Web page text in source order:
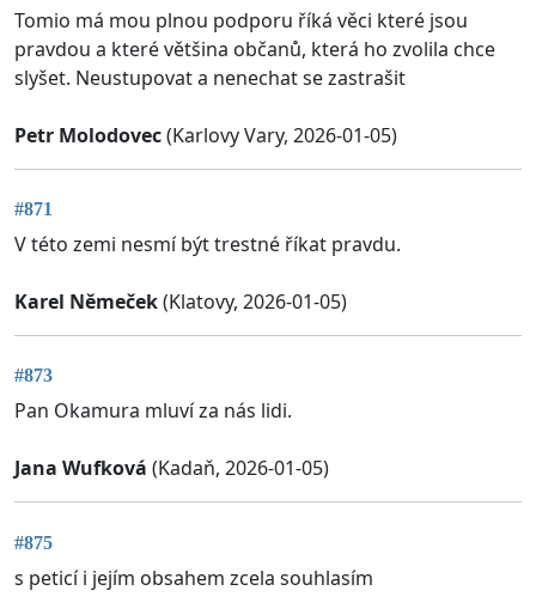
Tomio má mou plnou podporu říká věci které jsou
pravdou a které většina občanů, která ho zvolila chce
slyšet. Neustupovat a nenechat se zastrašit
Petr Molodovec(Karlovy Vary, 2026-01-05)
#871
V této zemi nesmí být trestné říkat pravdu.
Karel Němeček(Klatovy, 2026-01-05)
#873
Pan Okamura mluví za nás lidi.
Jana Wufková (Kadaň, 2026-01-05)
#875
s peticí i jejím obsahem zcela souhlasím